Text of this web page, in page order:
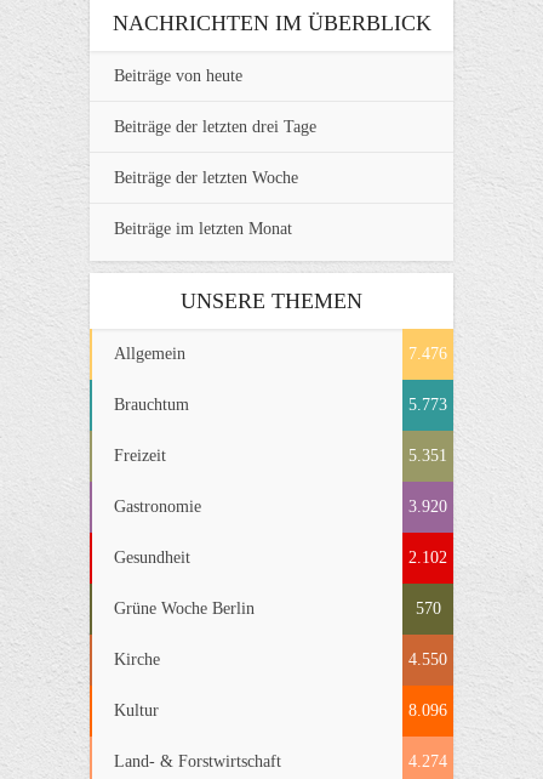
NACHRICHTEN IM ÜBERBLICK
Beiträge von heute
Beiträge der letzten drei Tage
Beiträge der letzten Woche
Beiträge im letzten Monat
UNSERE THEMEN
Allgemein 7.476
Brauchtum 5.773
Freizeit 5.351
Gastronomie 3.920
Gesundheit 2.102
Grüne Woche Berlin 570
Kirche 4.550
Kultur 8.096
Land- & Forstwirtschaft 4.274